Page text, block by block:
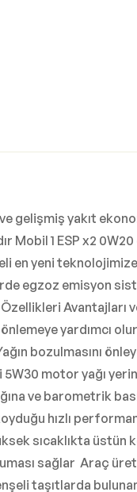
ve gelişmiş yakıt
1 ESP x2
yeni teknolojimize
egzoz emisyon
Avantajları
yardımcı
bozulmasını
motor yağı
ve barometrik
hızlı
sıcaklıkta
sağlar Araç
taşıtlarda